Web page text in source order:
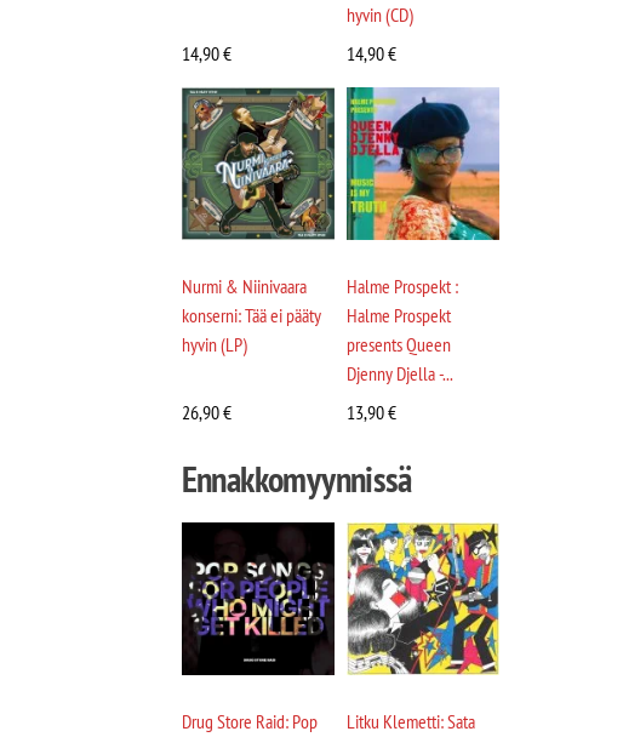
14,90€
hyvin (CD)
14,90€
Nurmi & Niinivaara
konserni: Tää ei pääty
hyvin (LP)
26,90€
Halme Prospekt :
Halme Prospekt
presents Queen
Djenny Djella -...
13,90€
Ennakkomyynnissä
Drug Store Raid: Pop
Litku Klemetti: Sata